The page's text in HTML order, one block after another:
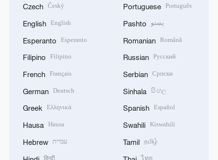
Czech Český
English English
Esperanto Esperanto
Filipino Filipino
French Français
German Deutsch
Greek Ελληνικά
Hausa Hausa
Hebrew עברית
Portuguese Português
Pashto پښتو
Romanian Română
Russian Русский
Serbian Српски
Sinhala සිංහල
Spanish Español
Swahili Kiswahili
Tamil தமிழ்